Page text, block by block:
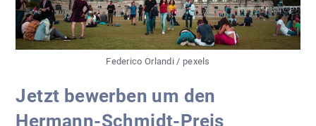
Federico Orlandi / pexels
Jetzt bewerben um den
Hermann-Schmidt-Preis